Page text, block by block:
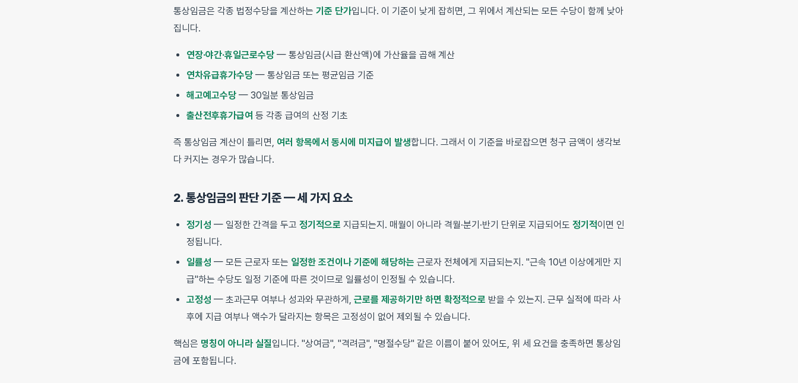
통상임금은 각종 법정수당을 계산하는 기준 단가입니다. 이 기준이 낮게 잡히면, 그 위에서 계산되는 모든 수당이 함께 낮아
집니다.
연장·야간·휴일근로수당 — 통상임금(시급 환산액)에 가산율을 곱해 계산
연차유급휴가수당 — 통상임금 또는 평균임금 기준
해고예고수당 — 30일분 통상임금
출산전후휴가급여 등 각종 급여의 산정 기초
즉 통상임금 계산이 틀리면, 여러 항목에서 동시에 미지급이 발생합니다. 그래서 이 기준을 바로잡으면 청구 금액이 생각보
다 커지는 경우가 많습니다.
2. 통상임금의 판단 기준 — 세 가지 요소
정기성 — 일정한 간격을 두고 정기적으로 지급되는지. 매월이 아니라 격월·분기·반기 단위로 지급되어도 정기적이면 인
정됩니다.
일률성 — 모든 근로자 또는 일정한 조건이나 기준에 해당하는 근로자 전체에게 지급되는지. "근속 10년 이상에게만 지
급"하는 수당도 일정 기준에 따른 것이므로 일률성이 인정될 수 있습니다.
고정성 — 초과근무 여부나 성과와 무관하게, 근로를 제공하기만 하면 확정적으로 받을 수 있는지. 근무 실적에 따라 사
후에 지급 여부나 액수가 달라지는 항목은 고정성이 없어 제외될 수 있습니다.
핵심은 명칭이 아니라 실질입니다. "상여금", "격려금", "명절수당" 같은 이름이 붙어 있어도, 위 세 요건을 충족하면 통상임
금에 포함됩니다.